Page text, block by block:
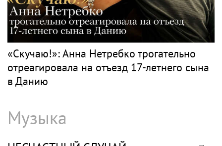
ЧАЙКОВСКИЙ Поп